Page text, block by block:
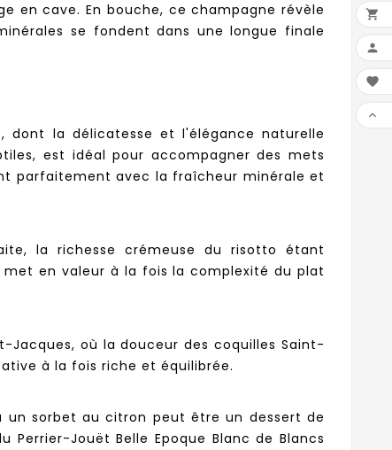
en cave. En bouche, ce champagne révèle
se fondent dans une longue finale
dont la délicatesse et l'élégance naturelle
est idéal pour accompagner des mets
parfaitement avec la fraîcheur minérale et
la richesse crémeuse du risotto étant
en valeur à la fois la complexité du plat
où la douceur des coquilles Saint-
à la fois riche et équilibrée.
un sorbet au citron peut être un dessert de
Jouët Belle Epoque Blanc de Blancs



